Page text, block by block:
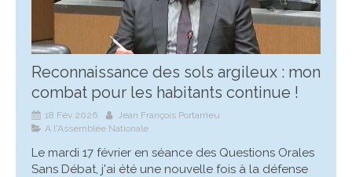
Reconnaissance des sols argileux : mon
combat pour les habitants continue !
18 Fév 2026
Jean François Portarrieu
A l'Assemblée Nationale
Le mardi 17 février en séance des Questions Orales
Sans Débat, j'ai été une nouvelle fois à la défense